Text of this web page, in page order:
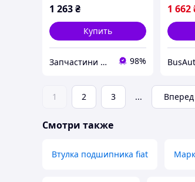
1 263₴
Купить
Запчастини на іномарки 98%
1 662
1 2 3 ... Вперед
Смотри также
Втулка подшипника fiat